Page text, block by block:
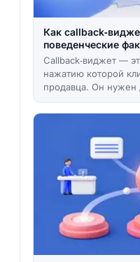
Как
поведенческие
Callback‑виджет —
нажатию которой
продавца. Он нужен